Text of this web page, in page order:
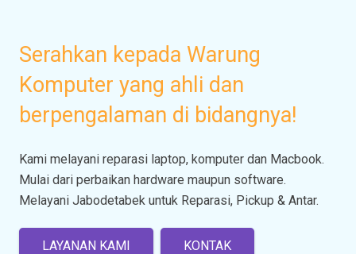
Serahkan kepada Warung
Komputer yang ahli dan
berpengalaman di bidangnya!
Kami melayani reparasi laptop, komputer dan Macbook.
Mulai dari perbaikan hardware maupun software.
Melayani Jabodetabek untuk Reparasi, Pickup & Antar.
LAYANAN KAMI KONTAK